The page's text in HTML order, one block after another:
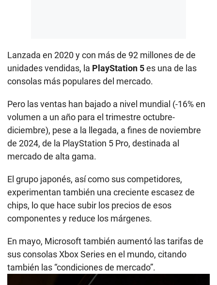
Lanzada en 2020 y con más de 92 millones de de
unidades vendidas, la PlayStation 5es una de las
consolas más populares del mercado.
Pero las ventas han bajado a nivel mundial (-16% en
volumen a un año para el trimestre octubre-
diciembre), pese a la llegada, a fines de noviembre
de 2024, de la PlayStation 5 Pro, destinada al
mercado de alta gama.
El grupo japonés, así como sus competidores,
experimentan también una creciente escasez de
chips, lo que hace subir los precios de esos
componentes y reduce los márgenes.
En mayo, Microsoft también aumentó las tarifas de
sus consolas Xbox Series en el mundo, citando
también las “condiciones de mercado”.